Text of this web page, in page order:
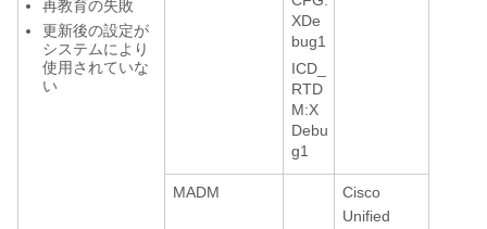
再教育の失敗
更新後の設定が
システムにより
使用されていな
い
XDe
bug1
ICD_
RTD
M:X
Debu
g1
MADM
Cisco
Unified